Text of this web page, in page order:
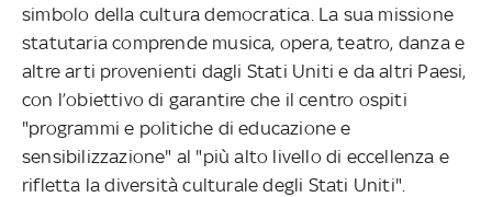
simbolo della cultura democratica. La sua missione
statutaria comprende musica, opera, teatro, danza e
altre arti provenienti dagli Stati Uniti e da altri Paesi,
con l’obiettivo di garantire che il centro ospiti
"programmi e politiche di educazione e
sensibilizzazione" al "più alto livello di eccellenza e
rifletta la diversità culturale degli Stati Uniti".